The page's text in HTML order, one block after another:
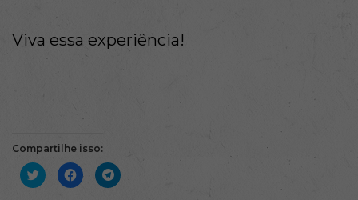
Viva essa experiência!
Compartilhe isso:
Clique
para
compartilhar
Clique
para
compartilhar
Clique
para